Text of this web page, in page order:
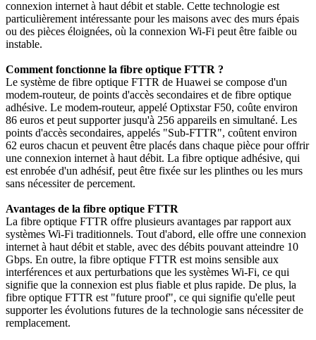
connexion internet à haut débit et stable. Cette technologie est
particulièrement intéressante pour les maisons avec des murs épais
ou des pièces éloignées, où la connexion Wi-Fi peut être faible ou
instable.
Comment fonctionne la fibre optique FTTR ?
Le système de fibre optique FTTR de Huawei se compose d'un
modem-routeur, de points d'accès secondaires et de fibre optique
adhésive. Le modem-routeur, appelé Optixstar F50, coûte environ
86 euros et peut supporter jusqu'à 256 appareils en simultané. Les
points d'accès secondaires, appelés "Sub-FTTR", coûtent environ
62 euros chacun et peuvent être placés dans chaque pièce pour offrir
une connexion internet à haut débit. La fibre optique adhésive, qui
est enrobée d'un adhésif, peut être fixée sur les plinthes ou les murs
sans nécessiter de percement.
Avantages de la fibre optique FTTR
La fibre optique FTTR offre plusieurs avantages par rapport aux
systèmes Wi-Fi traditionnels. Tout d'abord, elle offre une connexion
internet à haut débit et stable, avec des débits pouvant atteindre 10
Gbps. En outre, la fibre optique FTTR est moins sensible aux
interférences et aux perturbations que les systèmes Wi-Fi, ce qui
signifie que la connexion est plus fiable et plus rapide. De plus, la
fibre optique FTTR est "future proof", ce qui signifie qu'elle peut
supporter les évolutions futures de la technologie sans nécessiter de
remplacement.